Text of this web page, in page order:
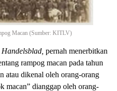
Macan (Sumber: KITLV)
pernah menerbitkan
rampog macan pada tahun
atau dikenal oleh orang-orang
macan” dianggap oleh orang-